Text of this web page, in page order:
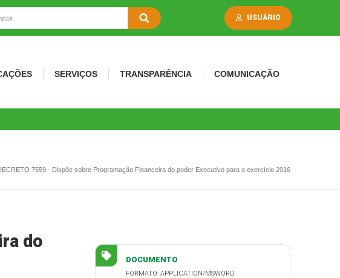
USUÁRIO
SERVIÇOS TRANSPARÊNCIA COMUNICAÇÃO
7559 - Dispõe sobre Programação Financeira do poder Executivo para o exercício 2016
do
DOCUMENTO
FORMATO: APPLICATION/MSWORD